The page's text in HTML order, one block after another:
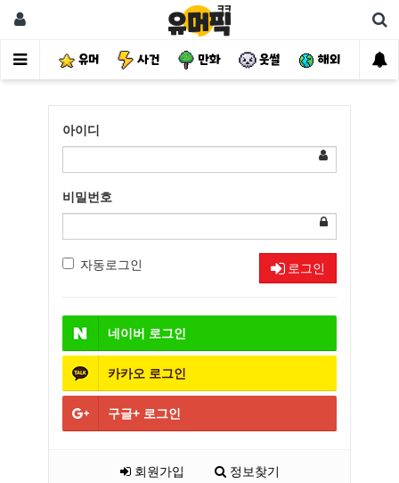
유머 사건 만화 웃썰 해외 핫
아이디
비밀번호
자동로그인 로그인
네이버 로그인
카카오 로그인
구글+ 로그인
회원가입 정보찾기